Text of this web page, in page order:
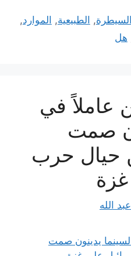
السيطرة, الطبيعية, الموارد,
هل
عاملاً في
صمت
حيال حرب
الله